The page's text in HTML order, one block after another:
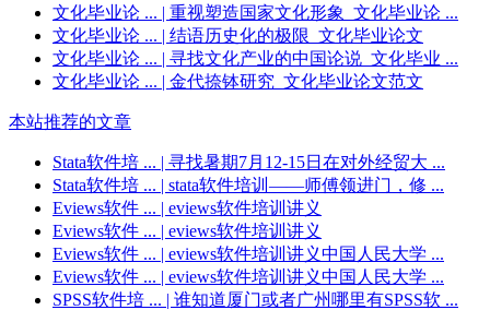
文化毕业论 ... | 重视塑造国家文化形象_文化毕业论 ...
文化毕业论 ... | 结语历史化的极限_文化毕业论文
文化毕业论 ... | 寻找文化产业的中国论说_文化毕业 ...
文化毕业论 ... | 金代捺钵研究_文化毕业论文范文
本站推荐的文章
Stata软件培 ... | 寻找暑期7月12-15日在对外经贸大 ...
Stata软件培 ... | stata软件培训——师傅领进门，修 ...
Eviews软件 ... | eviews软件培训讲义
Eviews软件 ... | eviews软件培训讲义
Eviews软件 ... | eviews软件培训讲义中国人民大学 ...
Eviews软件 ... | eviews软件培训讲义中国人民大学 ...
SPSS软件培 ... | 谁知道厦门或者广州哪里有SPSS软 ...